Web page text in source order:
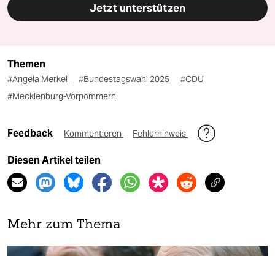
Jetzt unterstützen
Themen
#Angela Merkel #Bundestagswahl 2025
#CDU
#Mecklenburg-Vorpommern
Feedback Kommentieren Fehlerhinweis
Diesen Artikel teilen
Mehr zum Thema